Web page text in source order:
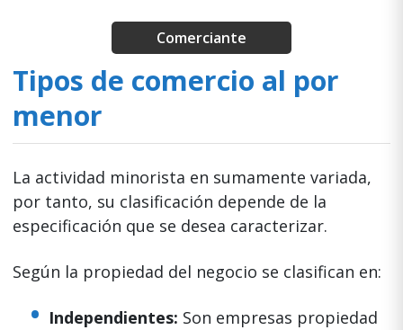
Comerciante
Tipos de comercio al por
menor
La actividad minorista en sumamente variada,
por tanto, su clasificación depende de la
especificación que se desea caracterizar.
Según la propiedad del negocio se clasifican en:
Independientes: Son empresas propiedad